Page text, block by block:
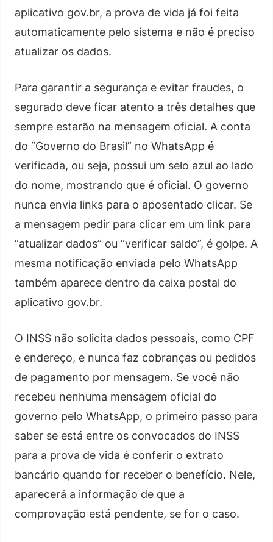
aplicativo gov.br, a prova de vida já foi feita
automaticamente pelo sistema e não é preciso
atualizar os dados.
Para garantir a segurança e evitar fraudes, o
segurado deve ficar atento a três detalhes que
sempre estarão na mensagem oficial. A conta
do “Governo do Brasil” no WhatsApp é
verificada, ou seja, possui um selo azul ao lado
do nome, mostrando que é oficial. O governo
nunca envia links para o aposentado clicar. Se
a mensagem pedir para clicar em um link para
“atualizar dados” ou “verificar saldo”, é golpe. A
mesma notificação enviada pelo WhatsApp
também aparece dentro da caixa postal do
aplicativo gov.br.
O INSS não solicita dados pessoais, como CPF
e endereço, e nunca faz cobranças ou pedidos
de pagamento por mensagem. Se você não
recebeu nenhuma mensagem oficial do
governo pelo WhatsApp, o primeiro passo para
saber se está entre os convocados do INSS
para a prova de vida é conferir o extrato
bancário quando for receber o benefício. Nele,
aparecerá a informação de que a
comprovação está pendente, se for o caso.